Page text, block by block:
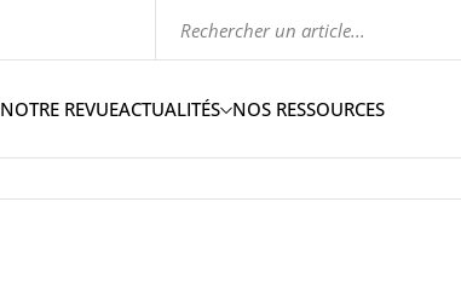
NOTRE REVUEACTUALITÉS NOS RESSOURCES